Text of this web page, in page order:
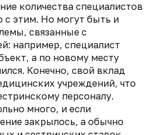
количества специалистов
с этим. Но могут быть и
связанные с
например, специалист
а по новому месту
Конечно, свой вклад
учреждений, что
персоналу.
много, и если
закрылось, а обычно